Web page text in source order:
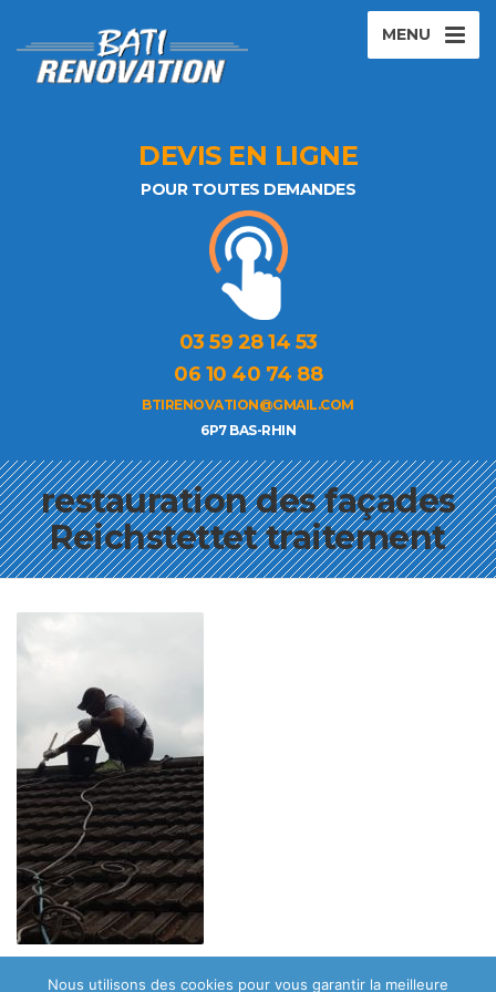
MENU
DEVIS EN LIGNE
POUR TOUTES DEMANDES
03 59 28 14 53
06 10 40 74 88
BTIRENOVATION@GMAIL.COM
6P7 BAS-RHIN
restauration des façades
Reichstettet traitement
Nous utilisons des cookies pour vous garantir la meilleure